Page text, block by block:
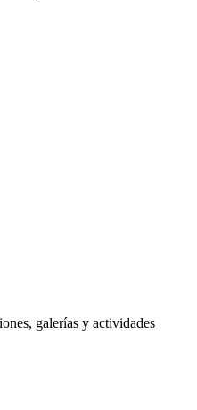
galerías y actividades